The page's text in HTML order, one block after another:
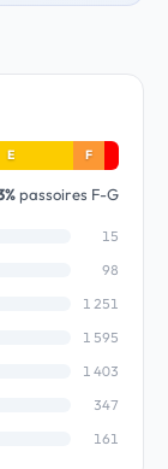
E F
passoires F-G
15
98
1 251
1 595
1 403
347
161